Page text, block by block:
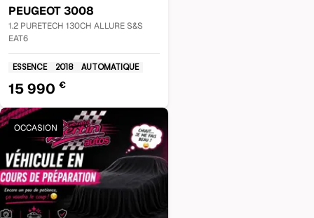
PEUGEOT3008
1.2 PURETECH 130CH ALLURE S&S
EAT6
ESSENCE 2018 AUTOMATIQUE
15 990 €
OCCASION